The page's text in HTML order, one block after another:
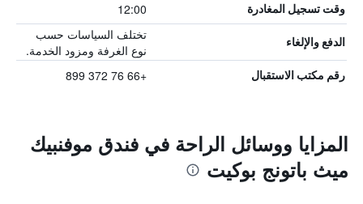
وقت تسجيل المغادرة 12:00
الدفع والإلغاء
تختلف السياسات حسب
نوع الغرفة ومزود الخدمة.
رقم مكتب الاستقبال +66 76 372 899
المزايا ووسائل الراحة في فندق موفنبيك
ميث باتونج بوكيت